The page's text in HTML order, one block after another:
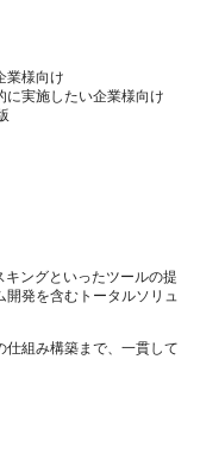
業様向け
実施したい企業様向け
ングといったツールの提
発を含むトータルソリュ
組み構築まで、一貫して